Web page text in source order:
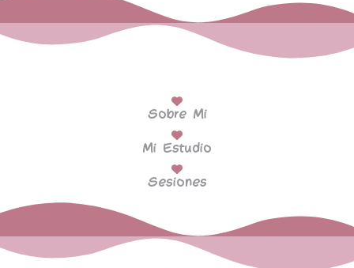
Sobre Mi
Mi Estudio
Sesiones